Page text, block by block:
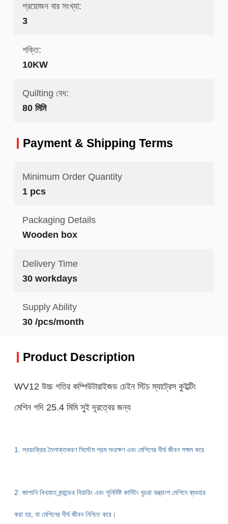
প্রয়োজন বার সংখ্যা:
3
শক্তি:
10KW
Quilting বেধ:
80 মিমি
Payment & Shipping Terms
Minimum Order Quantity
1 pcs
Packaging Details
Wooden box
Delivery Time
30 workdays
Supply Ability
30 /pcs/month
Product Description
WV12 উচ্চ গতির কম্পিউটারাইজড চেইন স্টিচ ম্যাট্রেস কুইল্টিং
মেশিন গদি 25.4 মিমি সুই দূরত্বের জন্য
1. স্বয়ংক্রিয় তৈলাক্তকরণ সিস্টেম শ্রম সংরক্ষণ এবং মেশিনের দীর্ঘ জীবন সক্ষম করে
2. জাপানি বিখ্যাত ব্র্যান্ডের বিয়ারিং এবং সুনির্দিষ্ট কাস্টিং খুচরা যন্ত্রাংশ মেশিনে ব্যবহার
করা হয়, যা মেশিনের দীর্ঘ জীবন নিশ্চিত করে।